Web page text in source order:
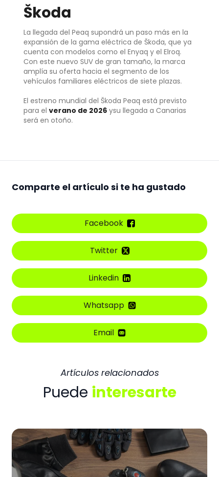
Škoda
La llegada del Peaq supondrá un paso más en la
expansión de la gama eléctrica de Škoda, que ya
cuenta con modelos como el Enyaq y el Elroq.
Con este nuevo SUV de gran tamaño, la marca
amplía su oferta hacia el segmento de los
vehículos familiares eléctricos de siete plazas.
El estreno mundial del Škoda Peaq está previsto
para el verano de 2026 ysu llegada a Canarias
será en otoño.
Comparte el artículo si te ha gustado
Facebook
Twitter
Linkedin
Whatsapp
Email
Artículos relacionados
Puede interesarte